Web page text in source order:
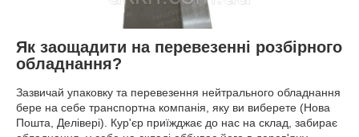
Як заощадити на перевезенні розбірного
обладнання?
Зазвичай упаковку та перевезення нейтрального обладнання
бере на себе транспортна компанія, яку ви виберете (Нова
Пошта, Делівері). Кур'єр приїжджає до нас на склад, забирає